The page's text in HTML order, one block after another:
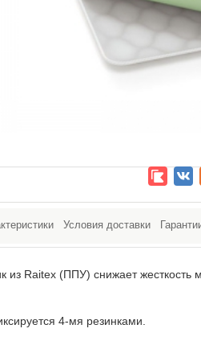
Условия доставки
из Raitex (ППУ) снижает жесткость
4-мя резинками.